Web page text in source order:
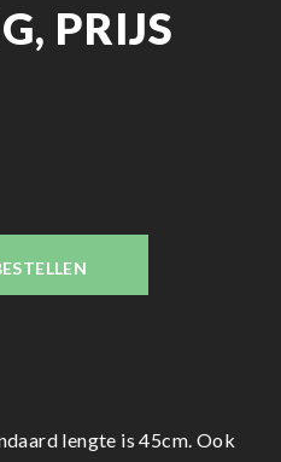
PRIJS
lengte is 45cm. Ook